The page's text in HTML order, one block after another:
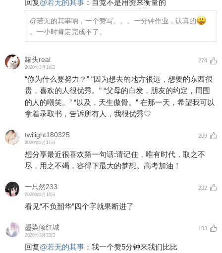
回复@若无的其事 ： 自觉不是用赞来衡量的
@若无的其事呐，一个赞写。。。一分钟作业，认真的
。一小时肯定完成不了。
罐头real
2020年3月16日
274
“你为什么要努力？” “因为想去的地方很远，想要的东西很
贵，喜欢的人很优秀。” “父母的白发，朋友的约定，周围
的人的嘲笑。” “以及，天生傲骨。” 在那一天，希望我可以
拿着录取书，告诉所有人，我很优秀♡
twilight180325
2020年3月11日
209
想分享最近很喜欢第一句话:请记住，唯有时代，取之不
尽，用之不竭，容得下最大的梦想。高考加油！
一只然233
2020年3月10日
202
看见“不负韶华”四个字就果断进了
墨染倾红城
2020年3月23日
183
回复@若无的其事 ： 我一个赞5分钟来我们比比